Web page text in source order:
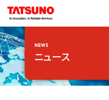
NEWS
ニュース